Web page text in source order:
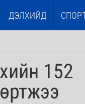
ДЭЛХИЙД
152